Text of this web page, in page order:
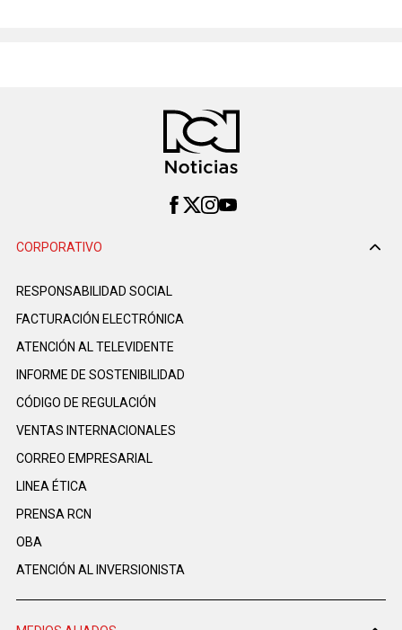
CORPORATIVO
RESPONSABILIDAD SOCIAL
FACTURACIÓN ELECTRÓNICA
ATENCIÓN AL TELEVIDENTE
INFORME DE SOSTENIBILIDAD
CÓDIGO DE REGULACIÓN
VENTAS INTERNACIONALES
CORREO EMPRESARIAL
LINEA ÉTICA
PRENSA RCN
OBA
ATENCIÓN AL INVERSIONISTA